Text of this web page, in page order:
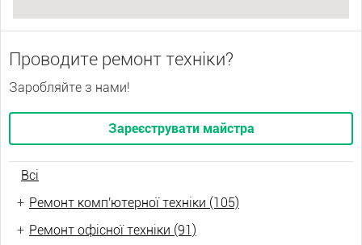
Проводите ремонт техніки?
Заробляйте з нами!
Зареєструвати майстра
Всі
+ Ремонт комп'ютерної техніки (105)
+ Ремонт офісної техніки (91)